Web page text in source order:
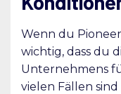
Wenn du
wichtig, dass du
Unternehmens
vielen Fällen